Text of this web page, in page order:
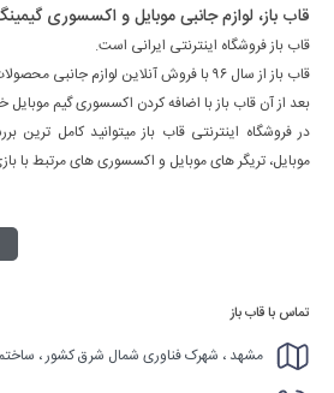
قاب باز، لوازم جانبی موبایل و اکسسوری
قاب باز فروشگاه اینترنتی ایرانی است.
قاب باز از سال ۹۶ با فروش آنلاین لوازم جانبی محصولات اپل شروع به کار نمود.
بعد از آن قاب باز با اضافه کردن اکسسوری گیم
در فروشگاه اینترنتی قاب باز میتوانید کامل
موبایل، تریگر های موبایل و اکسسوری های مرتبط با
تماس با قاب باز
مشهد ، شهرک فناوری شمال شرق کشور ،